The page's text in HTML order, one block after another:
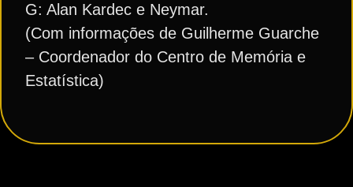
G: Alan Kardec e Neymar.
(Com informações de Guilherme Guarche
– Coordenador do Centro de Memória e
Estatística)